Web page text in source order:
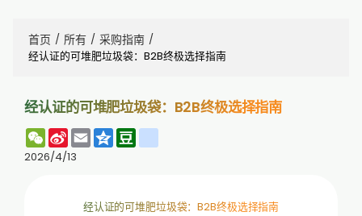
首页 / 所有 / 采购指南 /
经认证的可堆肥垃圾袋：B2B终极选择指南
经认证的可堆肥垃圾袋：B2B终极选择指南
WeChat
Sina
Weibo
EmailQzoneDouban
2026/4/13
经认证的可堆肥垃圾袋：B2B终极选择指南